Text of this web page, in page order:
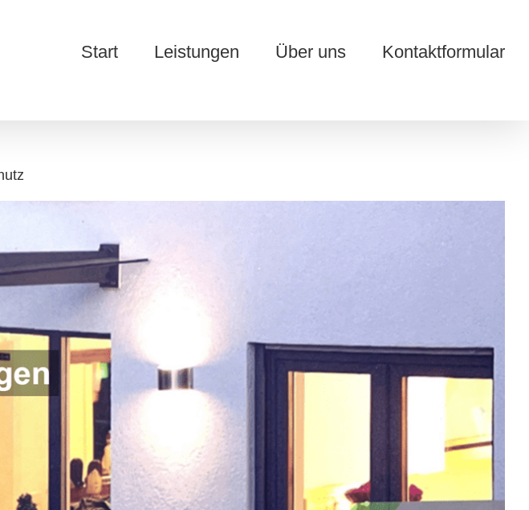
Start Leistungen Über uns Kontaktformular